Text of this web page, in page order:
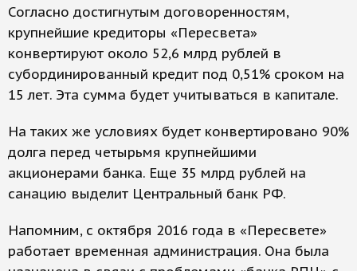
Согласно достигнутым договоренностям,
крупнейшие кредиторы «Пересвета»
конвертируют около 52,6 млрд рублей в
субординированный кредит под 0,51% сроком на
15 лет. Эта сумма будет учитываться в капитале.
На таких же условиях будет конвертировано 90%
долга перед четырьмя крупнейшими
акционерами банка. Еще 35 млрд рублей на
санацию выделит Центральный банк РФ.
Напомним, с октября 2016 года в «Пересвете»
работает временная администрация. Она была